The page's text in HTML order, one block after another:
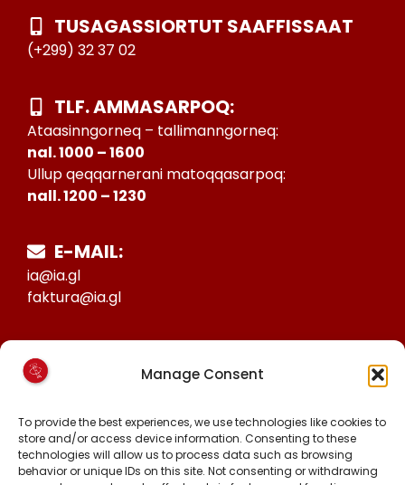
Manage Consent
To provide the best experiences, we use technologies like cookies to
store and/or access device information. Consenting to these
technologies will allow us to process data such as browsing
behavior or unique IDs on this site. Not consenting or withdrawing
TUSAGASSIORTUT SAAFFISSAAT
(+299) 32 37 02
TLF. AMMASARPOQ:
Ataasinngorneq – tallimanngorneq:
nal. 1000 – 1600
Ullup qeqqarnerani matoqqasarpoq:
nall. 1200 – 1230
E-MAIL:
ia@ia.gl
faktura@ia.gl
25027388
KONTO NR:
6471-1511626